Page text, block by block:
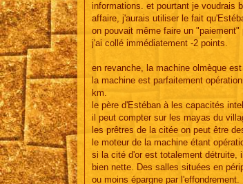
informations. et pourtant je voudrais
affaire, j'aurais utiliser le fait
on pouvait même faire un
j'ai collé immédiatement -2 points.
en revanche, la machine olmèque
la machine est parfaitement
km.
le père d'Estéban à les capacités
il peut compter sur les mayas du
les prêtres de la citée on peut être
le moteur de la machine étant
si la cité d'or est totalement détruite,
bien nette. Des salles situées en
ou moins épargne par l'effondrement.